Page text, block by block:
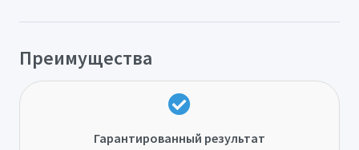
Преимущества
Гарантированный результат